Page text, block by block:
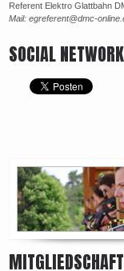
Referent Elektro Glattbahn
Mail: egreferent@dmc-
SOCIAL
MITGLIEDSCHAFT